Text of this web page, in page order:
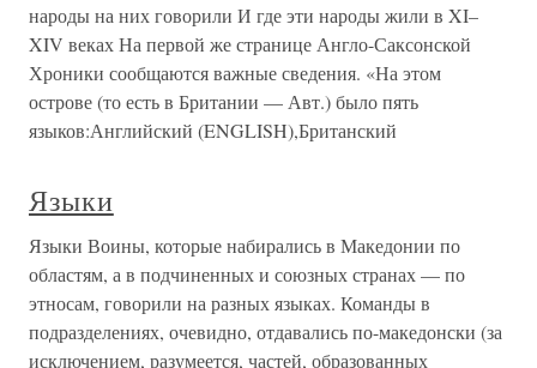
народы на них говорили И где эти народы жили в XI–
XIV веках На первой же странице Англо-Саксонской
Хроники сообщаются важные сведения. «На этом
острове (то есть в Британии — Авт.) было пять
языков:Английский (ENGLISH),Британский
Языки
Языки Воины, которые набирались в Македонии по
областям, а в подчиненных и союзных странах — по
этносам, говорили на разных языках. Команды в
подразделениях, очевидно, отдавались по-македонски (за
исключением, разумеется, частей, образованных